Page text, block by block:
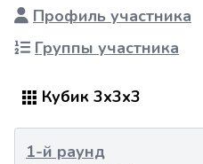
Профиль участника
Группы участника
Кубик 3x3x3
1-й раунд